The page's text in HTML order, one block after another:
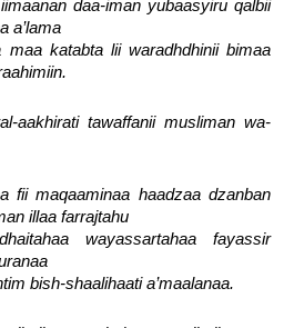
daa-iman yubaasyiru qalbii
a’lama
maa katabta lii waradhdhinii bimaa
aakhirati tawaffanii musliman wa-
fii maqaaminaa haadzaa dzanban
illaa farrajtahu
wayassartahaa fayassir
bish-shaalihaati a’maalanaa.